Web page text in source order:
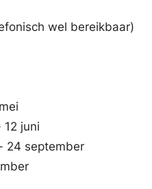
wel bereikbaar)
12 juni
24 september